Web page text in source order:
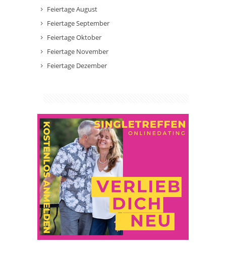
Feiertage August
Feiertage September
Feiertage Oktober
Feiertage November
Feiertage Dezember